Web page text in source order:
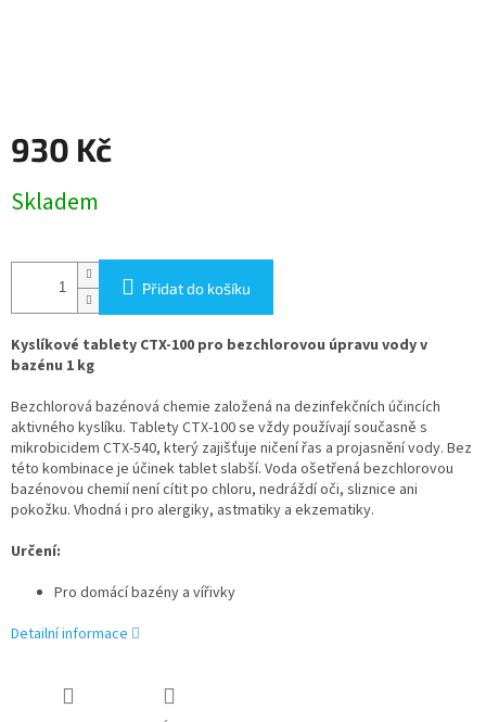
930 Kč
cena:
Skladem
Přidat do košíku
Kyslíkové tablety CTX-100 pro bezchlorovou úpravu vody v
bazénu 1 kg
Bezchlorová bazénová chemie založená na dezinfekčních účincích
aktivného kyslíku. Tablety CTX-100 se vždy používají současně s
mikrobicidem CTX-540, který zajišťuje ničení řas a projasnění vody. Bez
této kombinace je účinek tablet slabší. Voda ošetřená bezchlorovou
bazénovou chemií není cítit po chloru, nedráždí oči, sliznice ani
pokožku. Vhodná i pro alergiky, astmatiky a ekzematiky.
Určení:
Pro domácí bazény a vířivky
Detailní informace